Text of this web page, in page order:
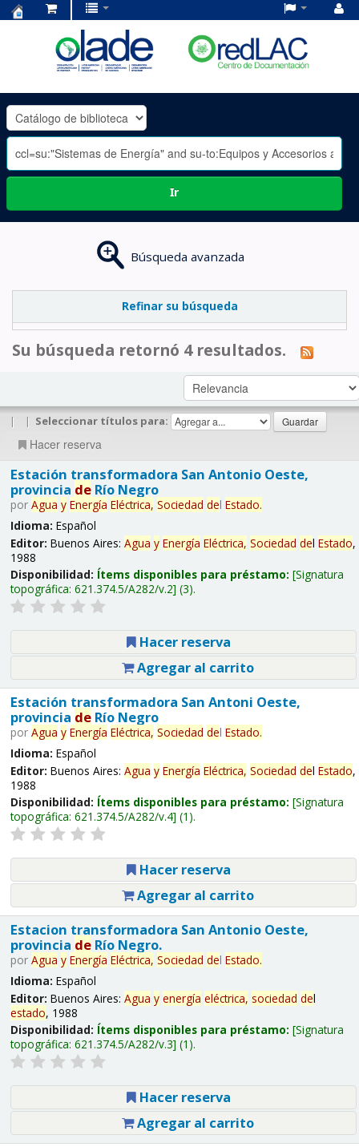
OLADE
-
Ir
Búsqueda avanzada
Refinar su búsqueda
Su búsqueda retornó 4 resultados.
| | Seleccionar títulos para:
Hacer reserva
Estación transformadora San Antonio Oeste,
provincia deRío Negro
por Agua y Energía Eléctrica, Sociedad del Estado.
Idioma: Español
Editor: Buenos Aires: Agua y Energía Eléctrica, Sociedad del Estado,
1988
Disponibilidad: Ítems disponibles para préstamo: Signatura
topográfica: 621.374.5/A282/v.2 (3).
Hacer reserva
Agregar al carrito
Estación transformadora San Antoni Oeste,
provincia deRío Negro
por Agua y Energía Eléctrica, Sociedad del Estado.
Idioma: Español
Editor: Buenos Aires: Agua y Energía Eléctrica, Sociedad del Estado,
1988
Disponibilidad: Ítems disponibles para préstamo: Signatura
topográfica: 621.374.5/A282/v.4 (1).
Hacer reserva
Agregar al carrito
Estacion transformadora San Antonio Oeste,
provincia deRío Negro.
por Agua y Energía Eléctrica, Sociedad del Estado.
Idioma: Español
Editor: Buenos Aires: Agua y energía eléctrica, sociedad del
estado, 1988
Disponibilidad: Ítems disponibles para préstamo: Signatura
topográfica: 621.374.5/A282/v.3 (1).
Hacer reserva
Agregar al carrito